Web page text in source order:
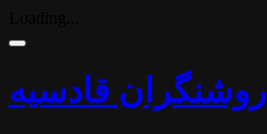
روشنگران قادسیه